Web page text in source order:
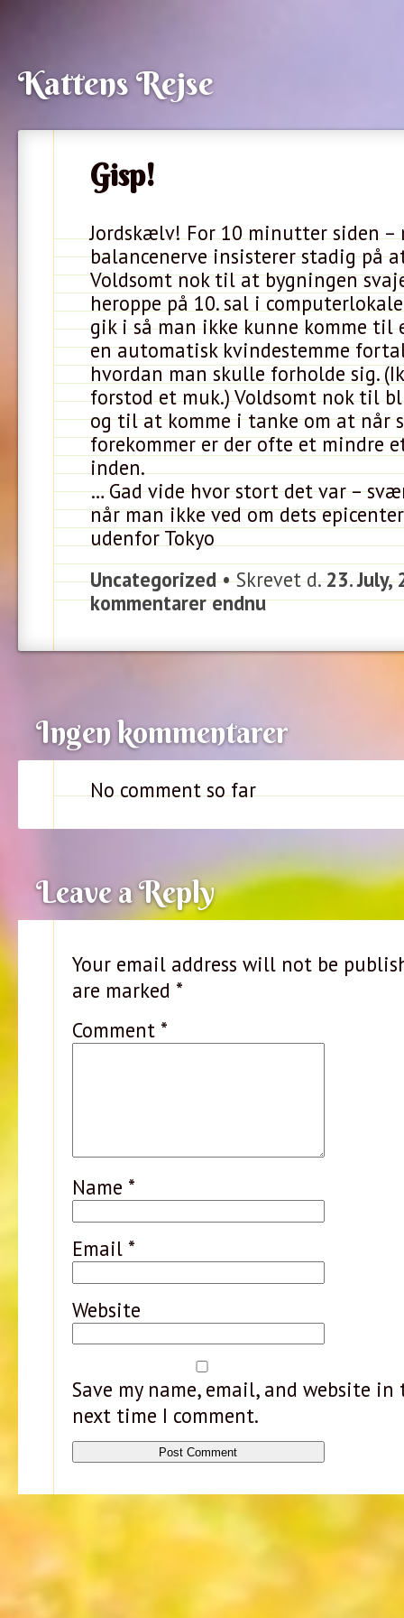
Kattens Rejse
Gisp!
Jordskælv! For 10 minutter siden –
balancenerve insisterer stadig på
Voldsomt nok til at bygningen
heroppe på 10. sal i
gik i så man ikke kunne komme til
en automatisk kvindestemme
hvordan man skulle forholde sig.
forstod et muk.) Voldsomt nok til
og til at komme i tanke om at når
forekommer er der ofte et mindre
inden.
… Gad vide hvor stort det var –
når man ikke ved om dets
udenfor Tokyo
Uncategorized• Skrevet d.23. July,
kommentarer endnu
Ingen kommentarer
No comment so far
Leave a Reply
Your email address will not be
are marked *
Comment *
Name *
Email *
Website
Save my name, email, and website
next time I comment.